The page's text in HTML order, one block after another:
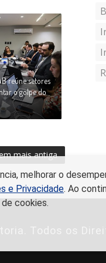
melhorar o
e Privacidade. Ao
cookies.
reúne setores
o golpe do
mais antiga
Todos os